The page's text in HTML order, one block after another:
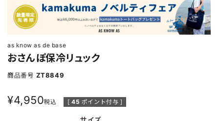
as know as de base
おさんぽ保冷リュック
商品番号 ZT8849
¥4,950税込 [ 45 ポイント付与 ]